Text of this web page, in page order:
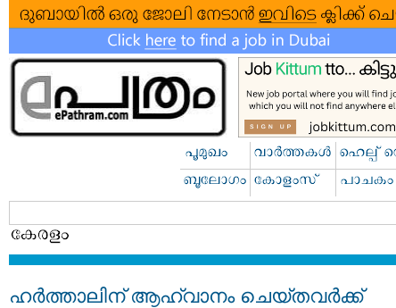
ഹര്‍ത്താലിന് ആഹ്വാനം ചെയ്തവര്‍ക്ക്